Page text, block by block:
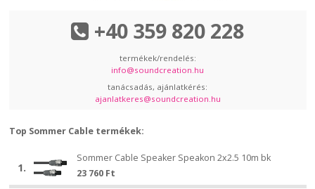
+40 359 820 228
termékek/rendelés:
info@soundcreation.hu
tanácsadás, ajánlatkérés:
ajanlatkeres@soundcreation.hu
Top Sommer Cable termékek:
Cable
Speaker
1.
Sommer
Cable
Sommer Cable Speaker Speakon 2x2.5 10m bk
23 760 Ft